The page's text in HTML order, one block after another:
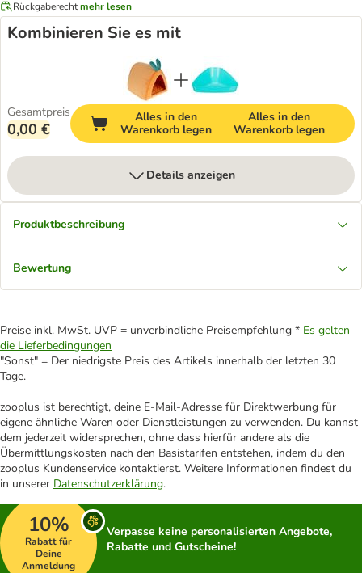
Rückgaberechtmehr lesen
Kombinieren Sie es mit
Gesamtpreis
0,00 €
Alles in den
Warenkorb legen
Alles in den
Warenkorb legen
Details anzeigen
Produktbeschreibung
Bewertung
Preise inkl. MwSt. UVP = unverbindliche Preisempfehlung * Es gelten
die Lieferbedingungen
"Sonst" = Der niedrigste Preis des Artikels innerhalb der letzten 30
Tage.
zooplus ist berechtigt, deine E-Mail-Adresse für Direktwerbung für
eigene ähnliche Waren oder Dienstleistungen zu verwenden. Du kannst
dem jederzeit widersprechen, ohne dass hierfür andere als die
Übermittlungskosten nach den Basistarifen entstehen, indem du den
zooplus Kundenservice kontaktierst. Weitere Informationen findest du
in unserer Datenschutzerklärung.
10%
Rabatt für
Deine
Anmeldung
Verpasse keine personalisierten Angebote,
Rabatte und Gutscheine!